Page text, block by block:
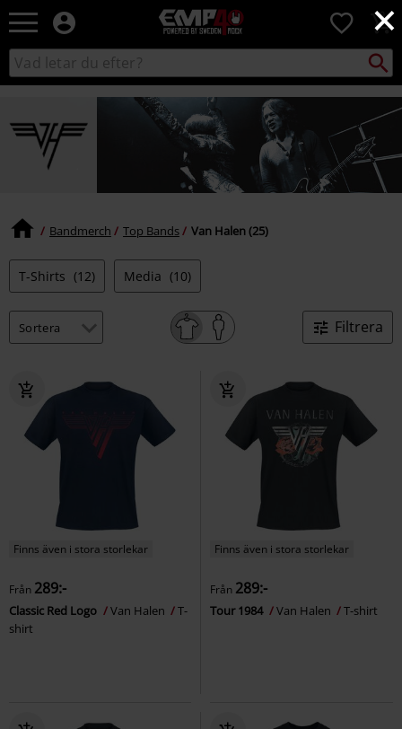
×
EMP
-
Musik,
TV
&
Spelmerch
-
Alternativt
Mode
0
Sök
i
Sök
Bandmerch Top Bands Van Halen (25)
T-Shirts (12) Media (10)
Filtrera
Finns även i stora storlekar
Från 289:-
Classic Red Logo Van Halen
T-
shirt
Finns även i stora storlekar
Från 289:-
Tour 1984 Van Halen T-shirt